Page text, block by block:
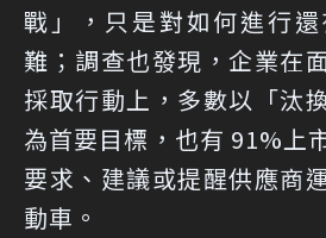
戰」，只是對如何進行
難；調查也發現，企業在
採取行動上，多數以「汰
為首要目標，也有 91%上
要求、建議或提醒供應商
動車。